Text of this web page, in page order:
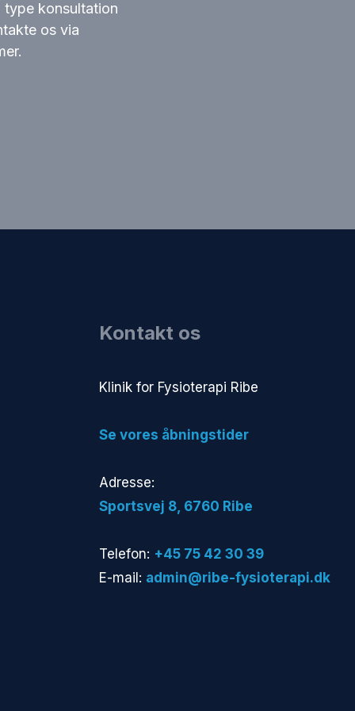
type konsultation
os via
Kontakt os
​Klinik for Fysioterapi Ribe
​Se vores åbningstider
Adresse:
​Sportsvej 8, 6760 Ribe​
Telefon: +45 75 42 30 39
E-mail: admin@ribe-fysioterapi.dk